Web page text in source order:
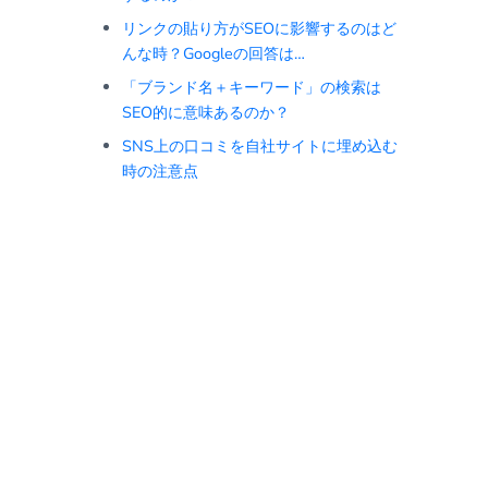
リンクの貼り方がSEOに影響するのはど
んな時？Googleの回答は…
「ブランド名＋キーワード」の検索は
SEO的に意味あるのか？
SNS上の口コミを自社サイトに埋め込む
時の注意点